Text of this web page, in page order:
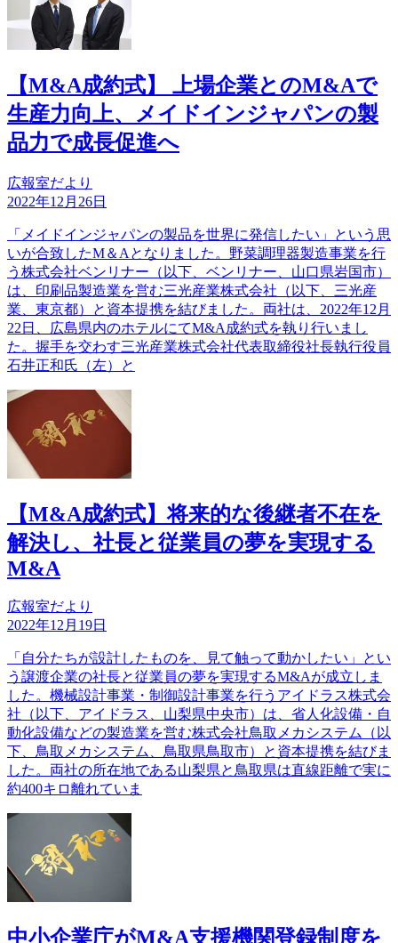
【M&A成約式】 上場企業とのM&Aで
生産力向上、メイドインジャパンの製
品力で成長促進へ
広報室だより
2022年12月26日
「メイドインジャパンの製品を世界に発信したい」という思
いが合致したM＆Aとなりました。野菜調理器製造事業を行
う株式会社ベンリナー（以下、ベンリナー、山口県岩国市）
は、印刷品製造業を営む三光産業株式会社（以下、三光産
業、東京都）と資本提携を結びました。両社は、2022年12月
22日、広島県内のホテルにてM&A成約式を執り行いまし
た。握手を交わす三光産業株式会社代表取締役社長執行役員
石井正和氏（左）と
【M&A成約式】将来的な後継者不在を
解決し、社長と従業員の夢を実現する
M&A
広報室だより
2022年12月19日
「自分たちが設計したものを、見て触って動かしたい」とい
う譲渡企業の社長と従業員の夢を実現するM&Aが成立しま
した。機械設計事業・制御設計事業を行うアイドラス株式会
社（以下、アイドラス、山梨県中央市）は、省人化設備・自
動化設備などの製造業を営む株式会社鳥取メカシステム（以
下、鳥取メカシステム、鳥取県鳥取市）と資本提携を結びま
した。両社の所在地である山梨県と鳥取県は直線距離で実に
約400キロ離れていま
中小企業庁がM&A支援機関登録制度を